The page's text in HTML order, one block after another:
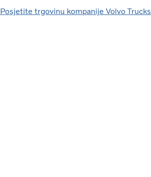
Posjetite trgovinu kompanije Volvo Trucks